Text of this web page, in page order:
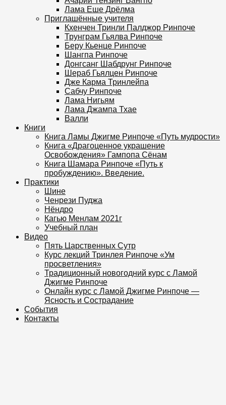
Лама Еше Дрёлма
Приглашённые учителя
Кхенчен Тринли Палджор Ринпоче
Трунграм Гьялва Ринпоче
Беру Кьенце Ринпоче
Шангпа Ринпоче
Донгсанг Шабдрунг Ринпоче
Шераб Гьялцен Ринпоче
Дже Карма Тринлейпа
Сабчу Ринпоче
Лама Нигьям
Лама Джампа Тхае
Валли
Книги
Книга Ламы Джигме Ринпоче «Путь мудрости»
Книга «Драгоценное украшение
Освобождения» Гампопа Сёнам
Книга Шамара Ринпоче «Путь к
пробуждению». Введение.
Практики
Шине
Ченрези Пуджа
Нёндро
Кагью Менлам 2021г
Учебный план
Видео
Пять Царственных Сутр
Курс лекций Тринлея Ринпоче «Ум
просветления»
Традиционный новогодний курс с Ламой
Джигме Ринпоче
Онлайн курс с Ламой Джигме Ринпоче —
Ясность и Сострадание
События
Контакты